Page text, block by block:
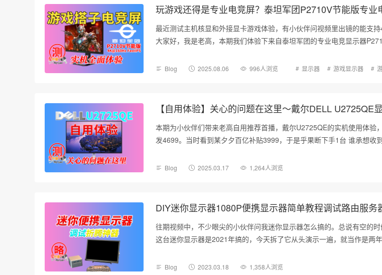
玩游戏还得是专业电竞屏？泰坦军团P2710V节能版专业
最近测试主机核显和外接显卡游戏体验，有小伙伴问视频里出镜的能支持
大家好，我是老高，本期我们体验下来自泰坦军团的专业电竞显示器
Blog 2025.08.06 996人浏览 显示器 游戏显示器
【自用体验】关心的问题在这里～戴尔DELL U2725QE
本期为小伙伴们带来老高自用推荐首播，戴尔U2725QE的实机使用体验
发4699。当时看到某夕夕百亿补贴3999，于是乎果断下手1台 谁承想收
Blog 2025.03.17 1,264人浏览
DIY迷你显示器1080P便携显示器简单教程调试路由服务
往期视频中，不少眼尖的小伙伴问我迷你显示器怎么搞的。总说有空的
这台迷你显示器是2021年搞的，今天拆了它从头演示一遍，就当作是两
Blog 2023.03.18 1,358人浏览